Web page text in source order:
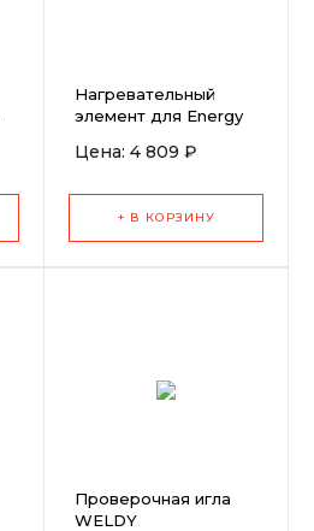
Нагревательный
элемент для Energy
Цена: 4 809 ₽
+ В КОРЗИНУ
Проверочная игла
WELDY